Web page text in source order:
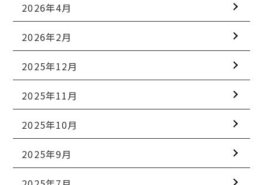
2026年4月
2026年2月
2025年12月
2025年11月
2025年10月
2025年9月